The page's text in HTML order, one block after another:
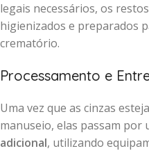
legais necessários, os
higienizados e preparados
crematório.
Processamento e
Uma vez que as cinzas
manuseio, elas passam por
adicional, utilizando